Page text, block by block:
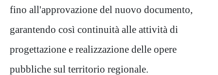
fino all'approvazione del nuovo documento,
garantendo così continuità alle attività di
progettazione e realizzazione delle opere
pubbliche sul territorio regionale.